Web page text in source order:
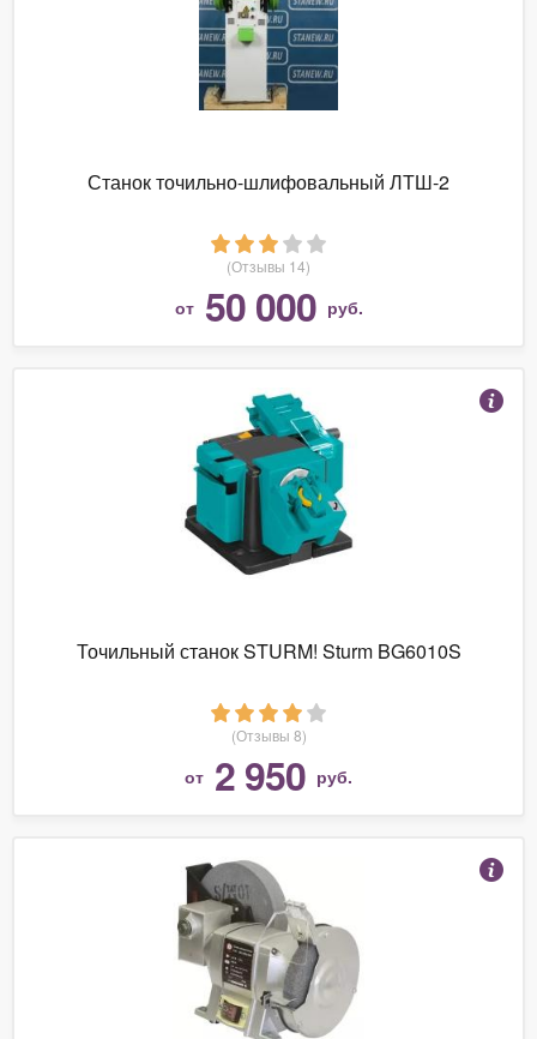
Станок точильно-шлифовальный ЛТШ-2
(Отзывы 14)
от 50 000 руб.
Точильный станок STURM! Sturm BG6010S
(Отзывы 8)
от 2 950 руб.